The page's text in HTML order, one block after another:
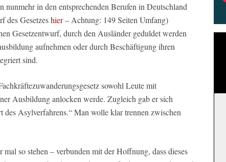
nunmehr in den entsprechenden Berufen in Deutschland
des Gesetzeshier– Achtung: 149 Seiten Umfang)
Gesetzentwurf, durch den Ausländer geduldet werden
aufnehmen oder durch Beschäftigung ihren
sind.
sowohl Leute mit
Ausbildung anlocken werde. Zugleich gab er sich
des Asylverfahrens.“ Man wolle klar trennen zwischen
so stehen – verbunden mit der Hoffnung, dass dieses